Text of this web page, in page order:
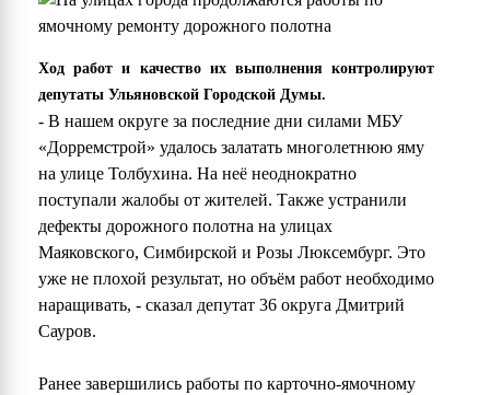
Ход работ и качество их выполнения контролируют
депутаты Ульяновской Городской Думы.
- В нашем округе за последние дни силами МБУ
«Дорремстрой» удалось залатать многолетнюю яму
на улице Толбухина. На неё неоднократно
поступали жалобы от жителей. Также устранили
дефекты дорожного полотна на улицах
Маяковского, Симбирской и Розы Люксембург. Это
уже не плохой результат, но объём работ необходимо
наращивать, - сказал депутат 36 округа Дмитрий
Сауров.
Ранее завершились работы по карточно-ямочному